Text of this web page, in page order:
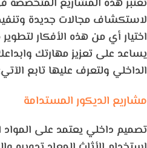
تعتبر هذه المشاريع المتخصصة
لاستكشاف مجالات جديدة
اختيار أي من هذه الأفكار
يساعد على تعزيز مهارتك
الداخلي ولتعرف عليها تابع
مشاريع الديكور المستدامة
تصميم داخلي يعتمد على المواد